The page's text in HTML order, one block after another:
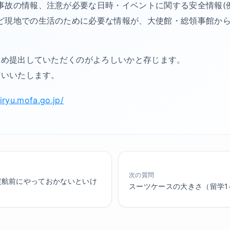
故の情報、注意が必要な日時・イベントに関する安全情報(
現地での生活のために必要な情報が、大使館・総領事館か
提出していただくのがよろしいかと存じます。
いたします。
前にやっておかないといけ
次の質問
スーツケースの大きさ（留学